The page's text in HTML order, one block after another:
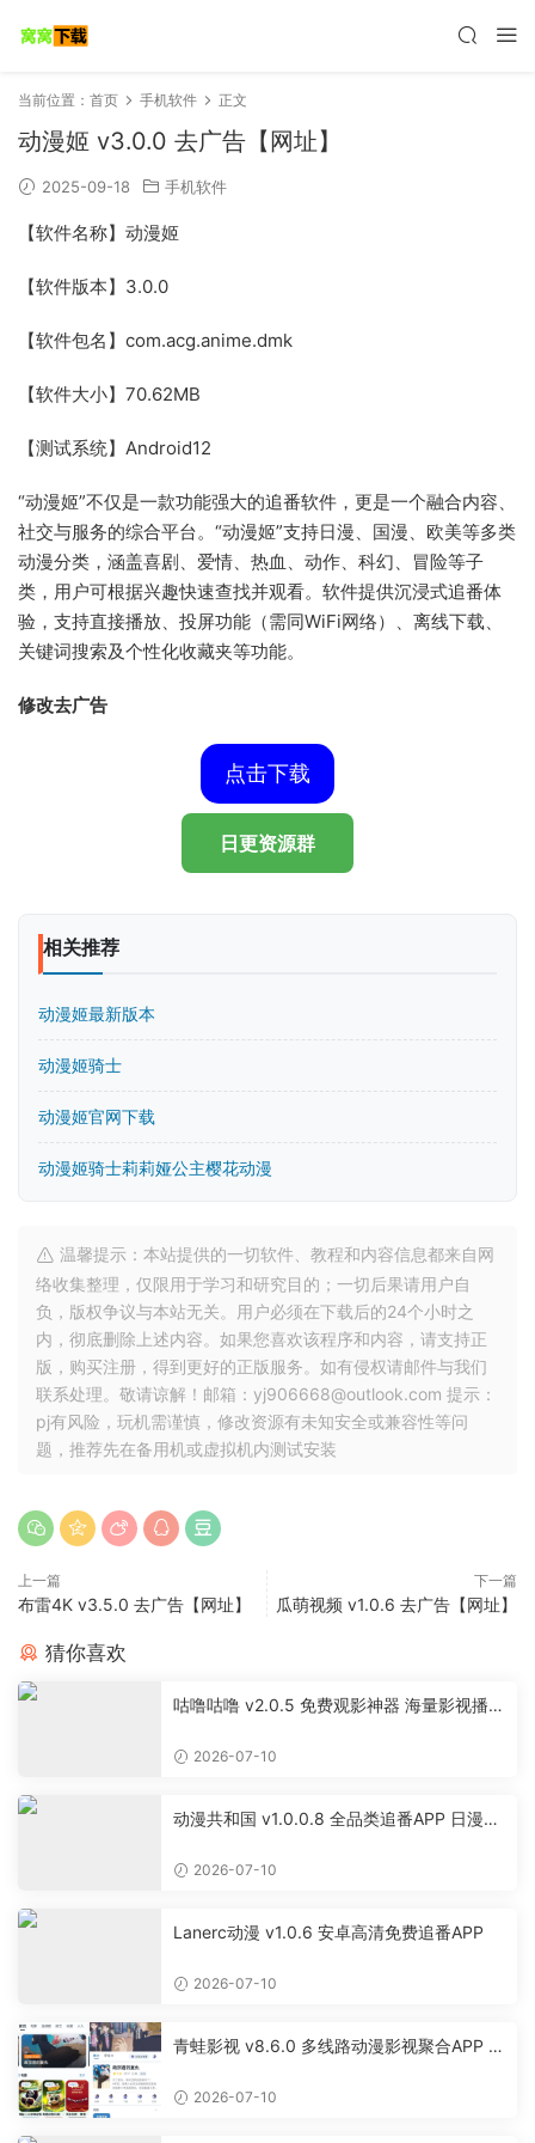
当前位置： 首页 手机软件 正文
动漫姬 v3.0.0 去广告【网址】
2025-09-18 手机软件
【软件名称】动漫姬
【软件版本】3.0.0
【软件包名】com.acg.anime.dmk
【软件大小】70.62MB
【测试系统】Android12
“动漫姬”不仅是一款功能强大的追番软件，更是一个融合内容、
社交与服务的综合平台。 “动漫姬”支持日漫、国漫、欧美等多类
动漫分类，涵盖喜剧、爱情、热血、动作、科幻、冒险等子
类，用户可根据兴趣快速查找并观看。软件提供沉浸式追番体
验，支持直接播放、投屏功能（需同WiFi网络）、离线下载、
关键词搜索及个性化收藏夹等功能。
修改去广告
点击下载
日更资源群
相关推荐
动漫姬最新版本
动漫姬骑士
动漫姬官网下载
动漫姬骑士莉莉娅公主樱花动漫
温馨提示：本站提供的一切软件、教程和内容信息都来自网
络收集整理，仅限用于学习和研究目的；一切后果请用户自
负，版权争议与本站无关。用户必须在下载后的24个小时之
内，彻底删除上述内容。如果您喜欢该程序和内容，请支持正
版，购买注册，得到更好的正版服务。如有侵权请邮件与我们
联系处理。敬请谅解！邮箱：yj906668@outlook.com 提示：
pj有风险，玩机需谨慎，修改资源有未知安全或兼容性等问
题，推荐先在备用机或虚拟机内测试安装
上一篇
布雷4K v3.5.0 去广告【网址】
下一篇
瓜萌视频 v1.0.6 去广告【网址】
猜你喜欢
咕噜咕噜 v2.0.5 免费观影神器 海量影视播放
2026-07-10
动漫共和国 v1.0.0.8 全品类追番APP 日漫国
2026-07-10
Lanerc动漫 v1.0.6 安卓高清免费追番APP
2026-07-10
青蛙影视 v8.6.0 多线路动漫影视聚合APP 免
2026-07-10